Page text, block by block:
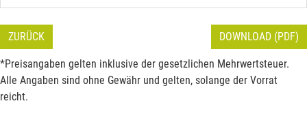
ZURÜCK DOWNLOAD (PDF)
*Preisangaben gelten inklusive der gesetzlichen Mehrwertsteuer.
Alle Angaben sind ohne Gewähr und gelten, solange der Vorrat
reicht.